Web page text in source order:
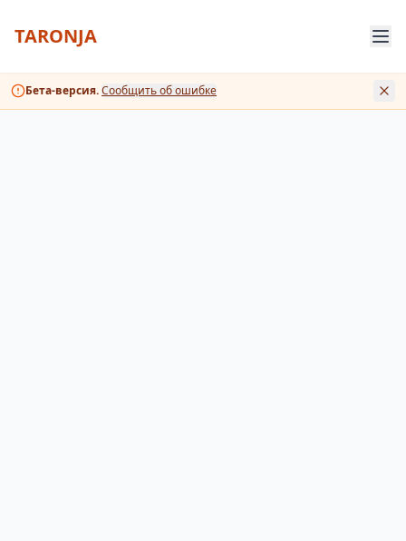
TARONJA
Бета-версия.Сообщить об ошибке